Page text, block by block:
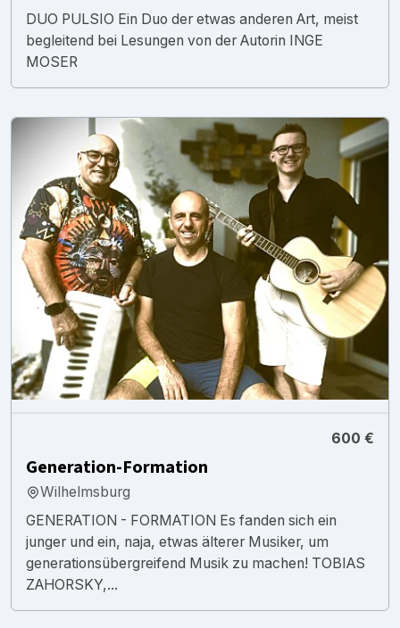
DUO PULSIO Ein Duo der etwas anderen Art, meist
begleitend bei Lesungen von der Autorin INGE
MOSER
600 €
Generation-Formation
Wilhelmsburg
GENERATION - FORMATION Es fanden sich ein
junger und ein, naja, etwas älterer Musiker, um
generationsübergreifend Musik zu machen! TOBIAS
ZAHORSKY,...